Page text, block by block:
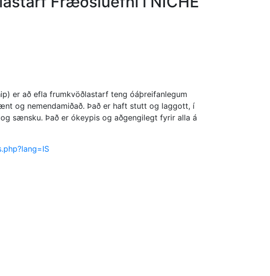
er að efla frumkvöðlastarf teng óáþreifanlegum
og nemendamiðað. Það er haft stutt og laggott, í
sænsku. Það er ókeypis og aðgengilegt fyrir alla á